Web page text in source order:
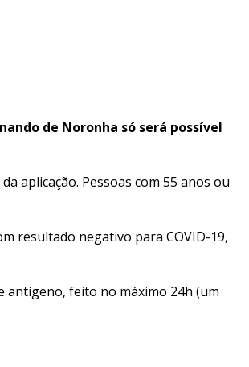
de Noronha só será possível
aplicação. Pessoas com 55 anos ou
resultado negativo para COVID-19,
antígeno, feito no máximo 24h (um